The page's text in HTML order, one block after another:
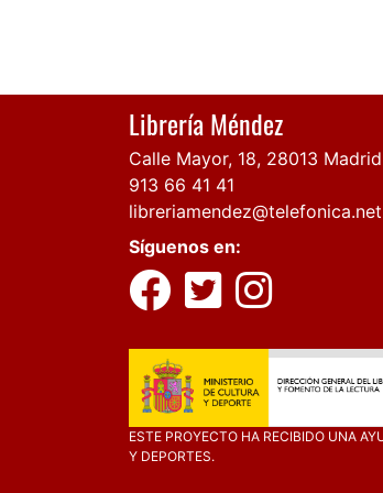
Librería Méndez
Calle Mayor, 18, 28013 Madrid
913 66 41 41
libreriamendez@telefonica.net
Síguenos en:
ESTE PROYECTO HA RECIBIDO UNA
Y DEPORTES.